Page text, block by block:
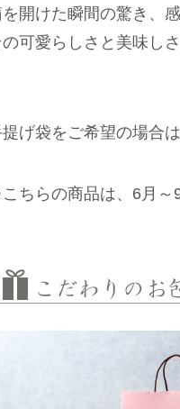
開けた瞬間の驚き、
の可愛らしさと美味し
げ袋をご希望の場合
ちらの商品は、6月～